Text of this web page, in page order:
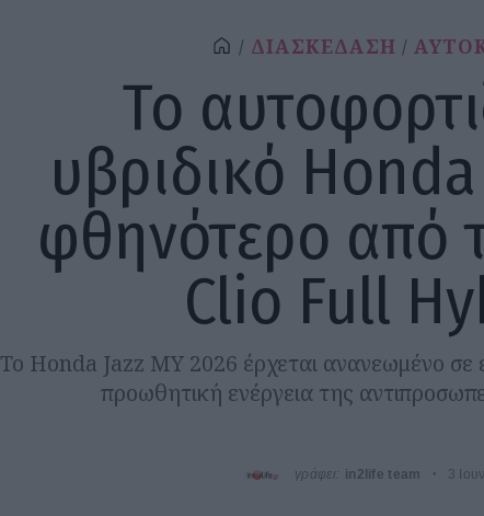
ΔΙΑΣΚΕΔΑΣΗ
Το
υβριδικό Honda
φθηνότερο από
Clio Full
Το Honda Jazz MY 2026 έρχεται ανανεωμένο σε
προωθητική ενέργεια της
γράφει: in2life team 3